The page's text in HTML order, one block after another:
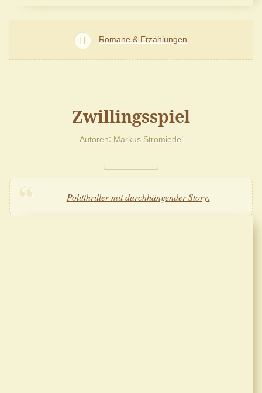
Romane & Erzählungen
Zwillingsspiel
Autoren Markus Stromiedel
Politthriller mit durchhängender Story.